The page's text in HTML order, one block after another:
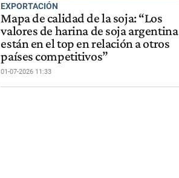
EXPORTACIÓN
Mapa de calidad de la soja: “Los
valores de harina de soja argentina
están en el top en relación a otros
países competitivos”
01-07-2026 11:33